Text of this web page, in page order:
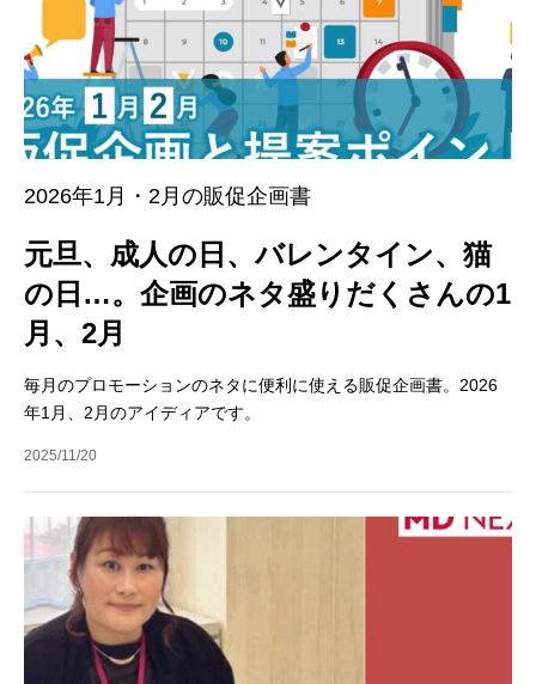
2026年1月・2月の販促企画書
元旦、成人の日、バレンタイン、猫
の日…。企画のネタ盛りだくさんの1
月、2月
毎月のプロモーションのネタに便利に使える販促企画書。2026
年1月、2月のアイディアです。
2025/11/20